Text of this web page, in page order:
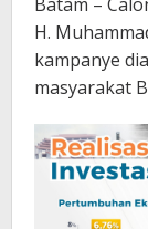
H.
kampanye
masyarakat